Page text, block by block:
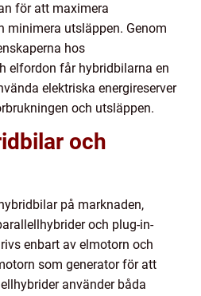
för att maximera
minimera utsläppen. Genom
hos
elfordon får hybridbilarna en
elektriska energireserver
och utsläppen.
och
på marknaden,
och plug-in-
enbart av elmotorn och
som generator för att
använder båda